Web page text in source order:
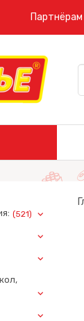
Партнёрам
(521)